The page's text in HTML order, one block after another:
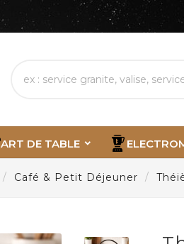
ART DE TABLE
Café & Petit Déjeuner